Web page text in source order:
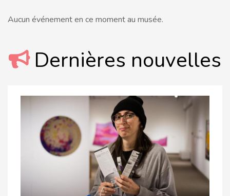
Aucun événement en ce moment au musée.
Dernières nouvelles